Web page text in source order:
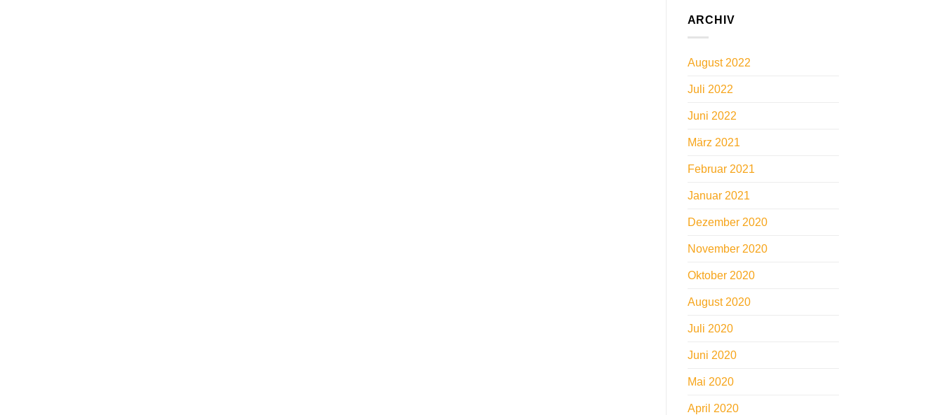
ARCHIV
August 2022
Juli 2022
Juni 2022
März 2021
Februar 2021
Januar 2021
Dezember 2020
November 2020
Oktober 2020
August 2020
Juli 2020
Juni 2020
Mai 2020
April 2020